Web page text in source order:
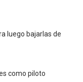
luego bajarlas de
como piloto